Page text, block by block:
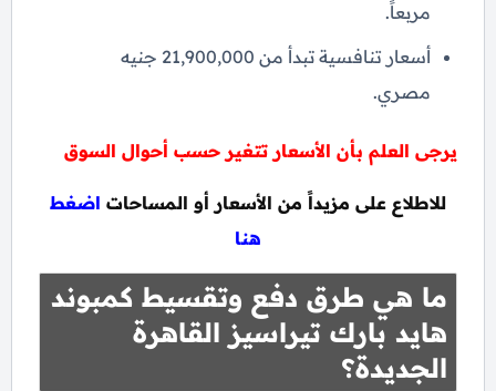
مربعاً.
أسعار تنافسية تبدأ من 21,900,000 جنيه
مصري.
يرجى العلم بأن الأسعار تتغير حسب أحوال السوق
للاطلاع على مزيداً من الأسعار أو المساحات اضغط
هنا
ما هي طرق دفع وتقسيط كمبوند
هايد بارك تيراسيز القاهرة
الجديدة؟